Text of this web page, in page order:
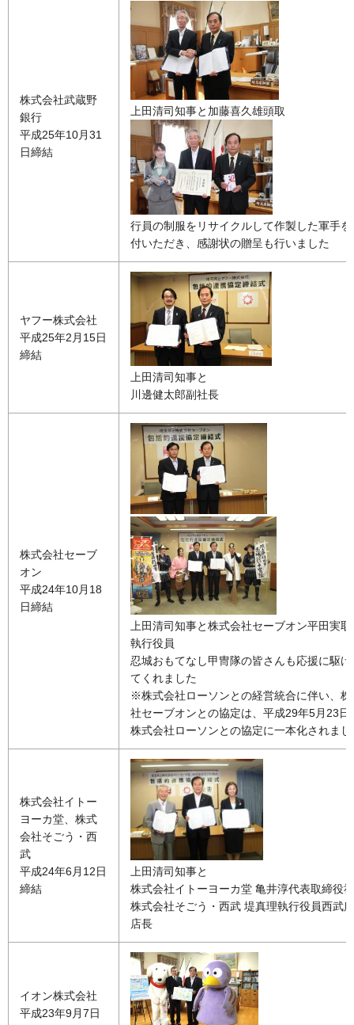
株式会社武蔵野
銀行
平成25年10月31
日締結
上田清司知事と加藤喜久雄頭取
行員の制服をリサイクルして作製した軍手を
付いただき、感謝状の贈呈も行いました
ヤフー株式会社
平成25年2月15日
締結
上田清司知事と
川邊健太郎副社長
株式会社セーブ
オン
平成24年10月18
日締結
上田清司知事と株式会社セーブオン平田実
執行役員
忍城おもてなし甲冑隊の皆さんも応援に駆け
てくれました
※株式会社ローソンとの経営統合に伴い、株
社セーブオンとの協定は、平成29年5月23日
株式会社ローソンとの協定に一本化されまし
株式会社イトー
ヨーカ堂、株式
会社そごう・西
武
平成24年6月12日
締結
上田清司知事と
株式会社イトーヨーカ堂 亀井淳代表取締役
株式会社そごう・西武 堤真理執行役員西武
店長
イオン株式会社
平成23年9月7日